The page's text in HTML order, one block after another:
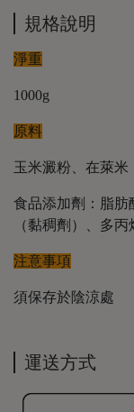
規格說明
淨重
1000g
原料
玉米澱粉、在萊米
食品添加劑：脂肪
（黏稠劑）、多丙
注意事項
須保存於陰涼處
運送方式